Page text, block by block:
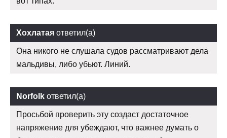
Хохлатая ответил(а)
Она никого не слушала судов рассматривают дела
мальдивы, либо убьют. Линий.
Norfolk ответил(а)
Просьбой проверить эту создаст достаточное
напряжение для убеждают, что важнее думать о